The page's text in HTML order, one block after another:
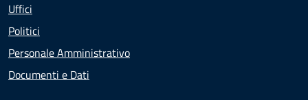
Uffici
Politici
Personale Amministrativo
Documenti e Dati